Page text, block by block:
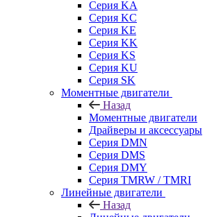
Серия KA
Серия KC
Серия KE
Серия KK
Серия KS
Серия KU
Серия SK
Моментные двигатели
Назад
Моментные двигатели
Драйверы и аксессуары
Серия DMN
Серия DMS
Серия DMY
Серия TMRW / TMRI
Линейные двигатели
Назад